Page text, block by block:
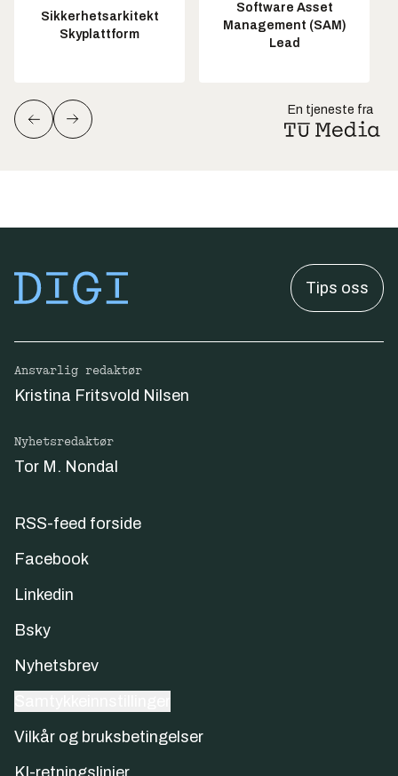
Sikkerhetsarkitekt
Skyplattform
Software Asset
Management (SAM)
Lead
En tjeneste fra
Tips oss
Ansvarlig redaktør
Kristina Fritsvold Nilsen
Nyhetsredaktør
Tor M. Nondal
RSS-feed forside
Facebook
Linkedin
Bsky
Nyhetsbrev
Vilkår og bruksbetingelser
KI-retningslinjer